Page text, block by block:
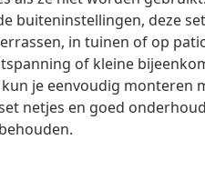
buiteninstellingen, deze
in tuinen of op
of kleine
kun je eenvoudig monteren
netjes en goed